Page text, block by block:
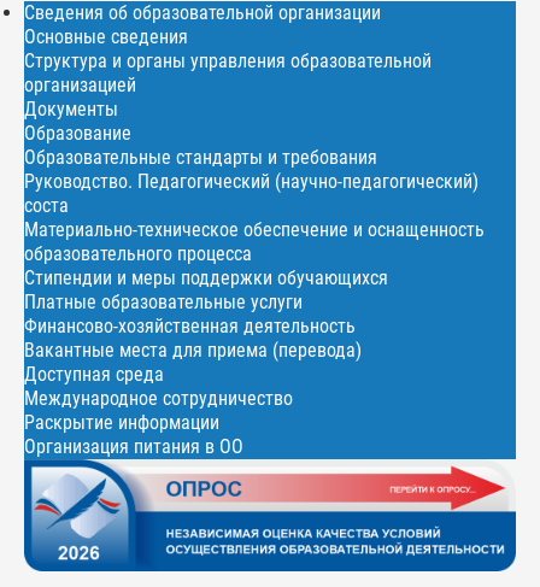
Сведения об образовательной организации
Основные сведения
Структура и органы управления образовательной
организацией
Документы
Образование
Образовательные стандарты и требования
Руководство. Педагогический (научно-педагогический)
соста
Материально-техническое обеспечение и оснащенность
образовательного процесса
Стипендии и меры поддержки обучающихся
Платные образовательные услуги
Финансово-хозяйственная деятельность
Вакантные места для приема (перевода)
Доступная среда
Международное сотрудничество
Раскрытие информации
Организация питания в ОО